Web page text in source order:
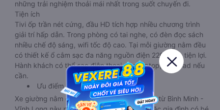
những trải nghiệm thoải mái nhất trong suốt chuyến đi.
Tiện ích
Tivi ốp trần nét cứng, đầu HD tích hợp nhiều chương trình
giải trí hấp dẫn. Trong phòng có tai nghe, có đèn đọc sách
nhiều chế độ sáng, wifi tốc độ cao. Tại mỗi giường nằm đều
có thiết kế ổ cắm sạc đa năng nguồn điện 220v cực tiện lợi.
Hành khách có thể sạc điện thoại, sạc laptop, sạc ipad nếu
cần.
Ưu điểm
Xe giường nằm đôi đi Trảng Bom - Đồng Nai từ Bình Minh -